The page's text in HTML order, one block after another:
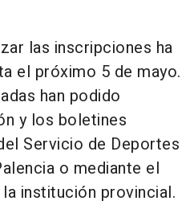
las inscripciones ha
el próximo 5 de mayo.
han podido
y los boletines
Servicio de Deportes
o mediante el
institución provincial.